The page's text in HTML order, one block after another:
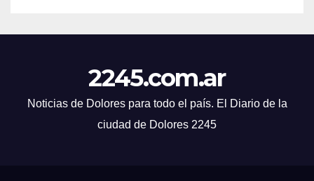
2245.com.ar
Noticias de Dolores para todo el país. El Diario de la
ciudad de Dolores 2245